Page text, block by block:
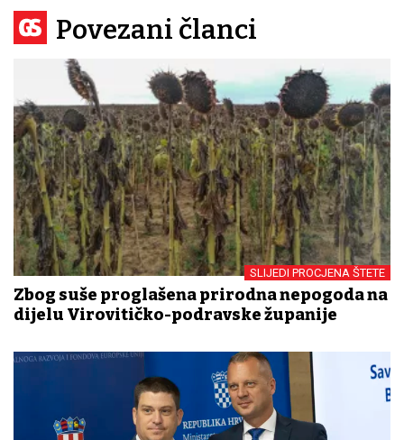
Povezani članci
SLIJEDI PROCJENA ŠTETE
Zbog suše proglašena prirodna nepogoda na
dijelu Virovitičko-podravske županije